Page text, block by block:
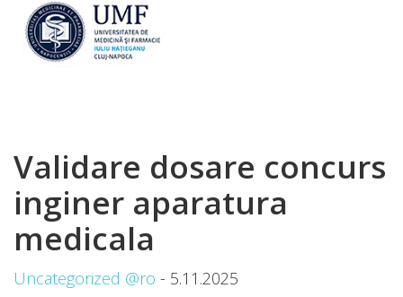
Validare dosare concurs
inginer aparatura
medicala
Uncategorized @ro - 5.11.2025